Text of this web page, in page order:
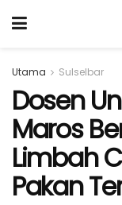
Utama Sulselbar
Dosen
Maros
Limbah
Pakan